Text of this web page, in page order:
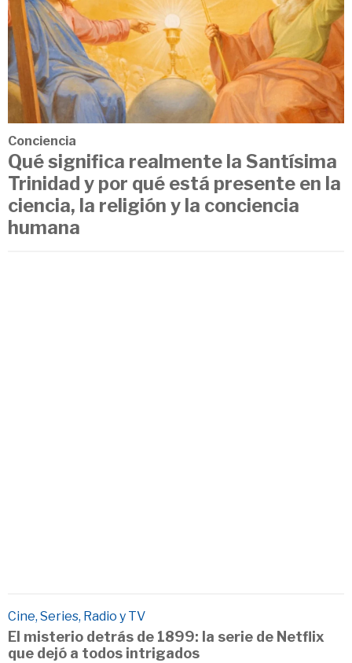
Conciencia
Qué significa realmente la Santísima
Trinidad y por qué está presente en la
ciencia, la religión y la conciencia
humana
Cine, Series, Radio y TV
El misterio detrás de 1899: la serie de Netflix
que dejó a todos intrigados